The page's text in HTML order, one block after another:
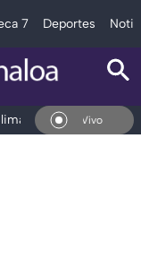
7 Deportes
Deportes
En Vivo